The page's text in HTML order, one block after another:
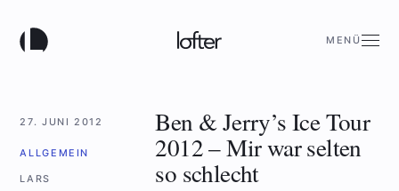
MENÜ
27. JUNI 2012
ALLGEMEIN
LARS
Ben & Jerry’s Ice Tour
2012 – Mir war selten
so schlecht